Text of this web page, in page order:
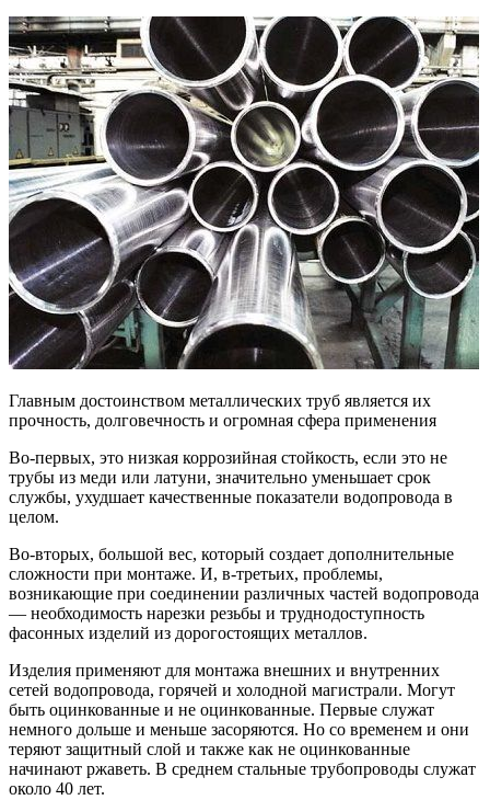
Главным достоинством металлических труб является их
прочность, долговечность и огромная сфера применения
Во-первых, это низкая коррозийная стойкость, если это не
трубы из меди или латуни, значительно уменьшает срок
службы, ухудшает качественные показатели водопровода в
целом.
Во-вторых, большой вес, который создает дополнительные
сложности при монтаже. И, в-третьих, проблемы,
возникающие при соединении различных частей водопровода
— необходимость нарезки резьбы и труднодоступность
фасонных изделий из дорогостоящих металлов.
Изделия применяют для монтажа внешних и внутренних
сетей водопровода, горячей и холодной магистрали. Могут
быть оцинкованные и не оцинкованные. Первые служат
немного дольше и меньше засоряются. Но со временем и они
теряют защитный слой и также как не оцинкованные
начинают ржаветь. В среднем стальные трубопроводы служат
около 40 лет.